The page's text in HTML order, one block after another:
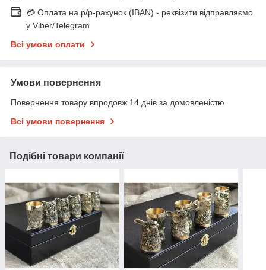
💳 Оплата на р/р-рахунок (IBAN) - реквізити відправляємо
у Viber/Telegram
Всі умови оплати
Умови повернення
Повернення товару впродовж 14 днів за домовленістю
Всі умови повернення
Подібні товари компанії